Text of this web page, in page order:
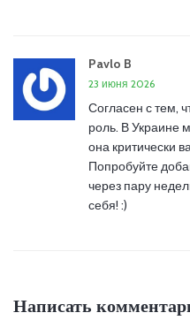
Pavlo B
23 июня 2026
Согласен с тем,
роль. В Украине
она критически
Попробуйте
через пару
себя! :)
Написать